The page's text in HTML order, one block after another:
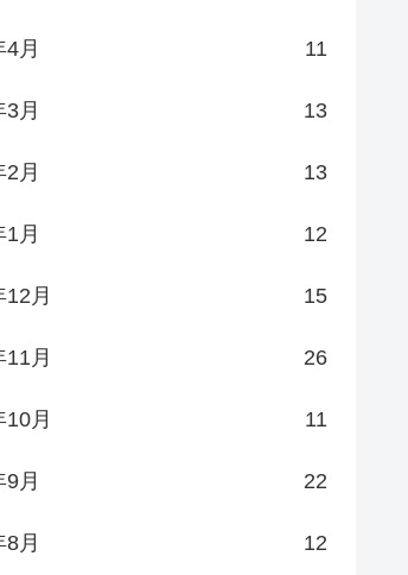
月 11
月 13
月 13
月 12
12月 15
11月 26
10月 11
月 22
月 12